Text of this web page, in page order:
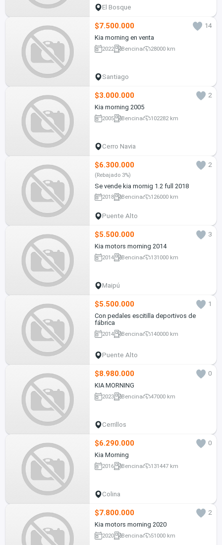
El Bosque
$7.500.000
14
Kia morning en venta
2022 Bencina 28000 km
Santiago
$3.000.000
2
Kia morning 2005
2005 Bencina 102282 km
Cerro Navia
$6.300.000 2
(Rebajado 3%)
Se vende kia mornig 1.2 full 2018
2018 Bencina 126000 km
Puente Alto
$5.500.000
3
Kia motors morning 2014
2014 Bencina 131000 km
Maipú
$5.500.000
1
Con pedales escitilla deportivos de
fábrica
2014 Bencina 140000 km
Puente Alto
$8.980.000
0
KIA MORNING
2023 Bencina 47000 km
Cerrillos
$6.290.000
0
Kia Morning
2016 Bencina 131447 km
Colina
$7.800.000
2
Kia motors morning 2020
2020 Bencina 51000 km